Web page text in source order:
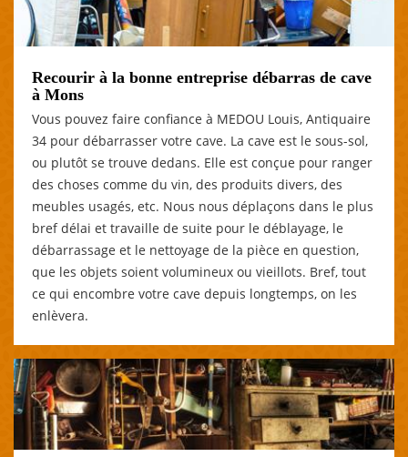
Recourir à la bonne entreprise débarras de cave
à Mons
Vous pouvez faire confiance à MEDOU Louis, Antiquaire
34 pour débarrasser votre cave. La cave est le sous-sol,
ou plutôt se trouve dedans. Elle est conçue pour ranger
des choses comme du vin, des produits divers, des
meubles usagés, etc. Nous nous déplaçons dans le plus
bref délai et travaille de suite pour le déblayage, le
débarrassage et le nettoyage de la pièce en question,
que les objets soient volumineux ou vieillots. Bref, tout
ce qui encombre votre cave depuis longtemps, on les
enlèvera.